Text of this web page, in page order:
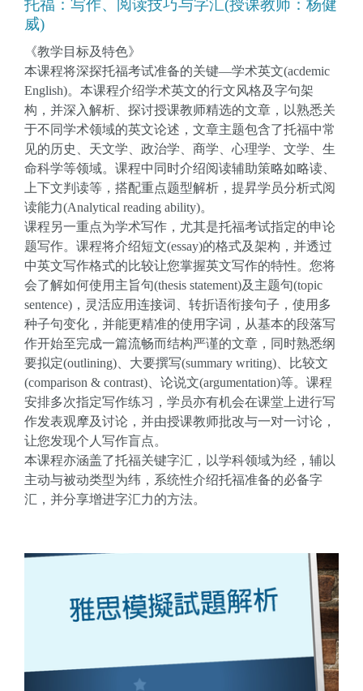
托福：写作、阅读技巧与字汇(授课教师：杨健
威)
《教学目标及特色》
本课程将深探托福考试准备的关键—学术英文(acdemic
English)。本课程介绍学术英文的行文风格及字句架
构，并深入解析、探讨授课教师精选的文章，以熟悉关
于不同学术领域的英文论述，文章主题包含了托福中常
见的历史、天文学、政治学、商学、心理学、文学、生
命科学等领域。课程中同时介绍阅读辅助策略如略读、
上下文判读等，搭配重点题型解析，提昇学员分析式阅
读能力(Analytical reading ability)。
课程另一重点为学术写作，尤其是托福考试指定的申论
题写作。课程将介绍短文(essay)的格式及架构，并透过
中英文写作格式的比较让您掌握英文写作的特性。您将
会了解如何使用主旨句(thesis statement)及主题句(topic
sentence)，灵活应用连接词、转折语衔接句子，使用多
种子句变化，并能更精准的使用字词，从基本的段落写
作开始至完成一篇流畅而结构严谨的文章，同时熟悉纲
要拟定(outlining)、大要撰写(summary writing)、比较文
(comparison & contrast)、论说文(argumentation)等。课程
安排多次指定写作练习，学员亦有机会在课堂上进行写
作发表观摩及讨论，并由授课教师批改与一对一讨论，
让您发现个人写作盲点。
本课程亦涵盖了托福关键字汇，以学科领域为经，辅以
主动与被动类型为纬，系统性介绍托福准备的必备字
汇，并分享增进字汇力的方法。